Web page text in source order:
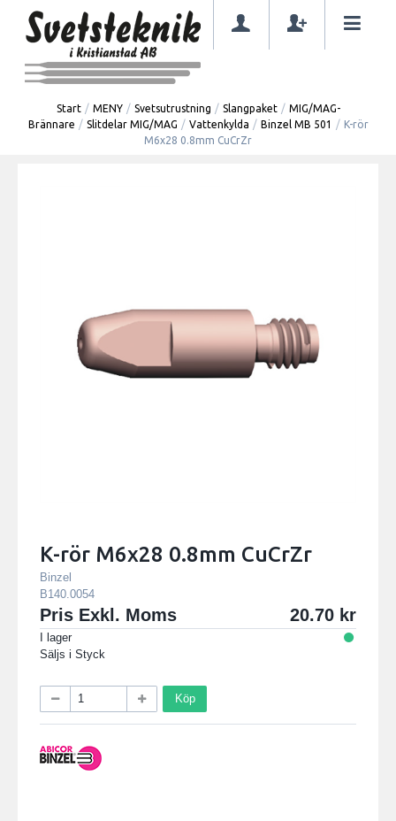
Start / MENY / Svetsutrustning / Slangpaket / MIG/MAG-
Brännare / Slitdelar MIG/MAG / Vattenkylda / Binzel MB 501 / K-rör
M6x28 0.8mm CuCrZr
K-rör M6x28 0.8mm CuCrZr
Binzel
B140.0054
Pris Exkl. Moms 20.70
I lager
Säljs i Styck
Köp